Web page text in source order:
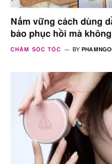
Nắm vững cách dùng
bảo phục hồi mà
CHĂM SÓC TÓC BY